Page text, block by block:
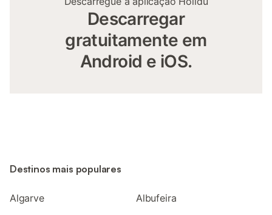
Descarregar
gratuitamente em
Android e iOS.
Destinos mais populares
Algarve Albufeira